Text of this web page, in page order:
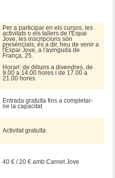
Per a participar en els cursos, les
activitats o els tallers de l'Espai
Jove, les inscripcions són
presencials, és a dir, heu de venir a
l'Espai Jove, a l'avinguda de
França, 25.
Horari: de dilluns a divendres, de
9.00 a 14.00 hores i de 17.00 a
21.00 hores
Entrada gratuïta fins a completar-
ne la capacitat
Activitat gratuïta
40 € / 20 € amb Carnet Jove